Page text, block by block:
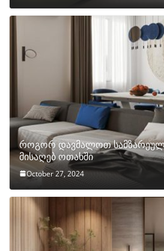
როგორ დავმალოთ
მისაღებ ოთახში
October 27, 2024